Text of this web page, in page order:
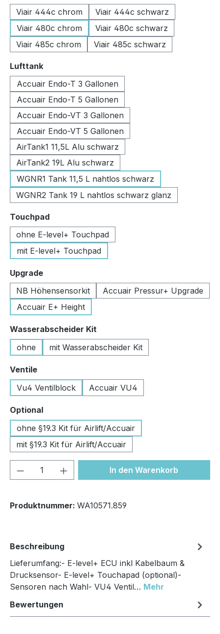
Viair 444c chrom
Viair 444c schwarz
Viair 480c chrom
Viair 480c schwarz
Viair 485c chrom
Viair 485c schwarz
Lufttankauswählen
Accuair Endo-T 3 Gallonen
Accuair Endo-T 5 Gallonen
Accuair Endo-VT 3 Gallonen
Accuair Endo-VT 5 Gallonen
AirTank1 11,5L Alu schwarz
AirTank2 19L Alu schwarz
WGNR1 Tank 11,5 L nahtlos schwarz
WGNR2 Tank 19 L nahtlos schwarz glanz
Touchpadauswählen
ohne E-level+ Touchpad
mit E-level+ Touchpad
Upgradeauswählen
NB Höhensensorkit
Accuair Pressur+ Upgrade
Accuair E+ Height
Wasserabscheider Kit
ohne
mit Wasserabscheider Kit
Ventileauswählen
Vu4 Ventilblock
Accuair VU4
Optionalauswählen
ohne §19.3 Kit für Airlift/Accuair
mit §19.3 Kit für Airlift/Accuair
Produkt Anzahl: Gib denIn den Warenkorb
Produktnummer: WA10571.859
Beschreibung
Lieferumfang:- E-level+ ECU inkl Kabelbaum &
Drucksensor- E-level+ Touchapad (optional)-
Sensoren nach Wahl- VU4 Ventil… Mehr
Bewertungen